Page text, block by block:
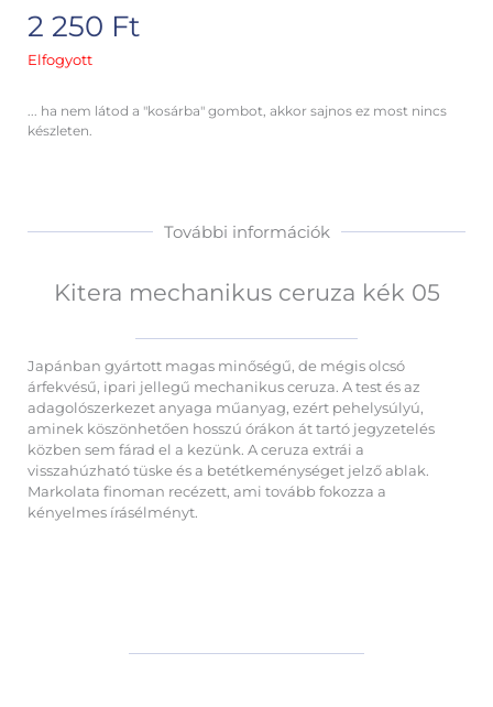
2 250 Ft
Elfogyott
... ha nem látod a "kosárba" gombot, akkor sajnos ez most nincs
készleten.
További információk
Kitera mechanikus ceruza kék 05
Japánban gyártott magas minőségű, de mégis olcsó
árfekvésű, ipari jellegű mechanikus ceruza. A test és az
adagolószerkezet anyaga műanyag, ezért pehelysúlyú,
aminek köszönhetően hosszú órákon át tartó jegyzetelés
közben sem fárad el a kezünk. A ceruza extrái a
visszahúzható tüske és a betétkeménységet jelző ablak.
Markolata finoman recézett, ami tovább fokozza a
kényelmes írásélményt.